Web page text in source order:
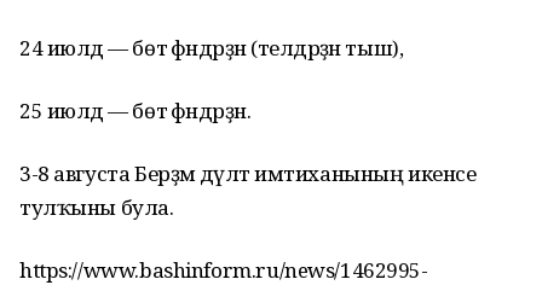
24 июлдә — бөтә фәндәрҙән (телдәрҙән тыш),
25 июлдә — бөтә фәндәрҙән.
3-8 августа Берҙәм дәүләт имтиханының икенсе
тулҡыны була.
https://www.bashinform.ru/news/1462995-